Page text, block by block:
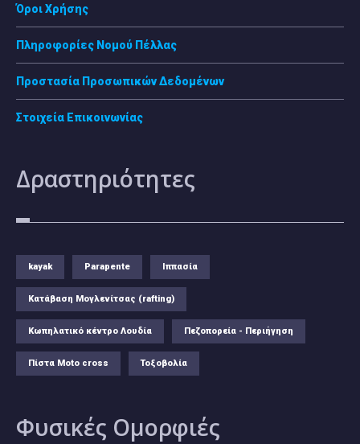
Όροι Χρήσης
Πληροφορίες Νομού Πέλλας
Προστασία Προσωπικών Δεδομένων
Στοιχεία Επικοινωνίας
Δραστηριότητες
kayak Parapente Ιππασία
Κατάβαση Μογλενίτσας (rafting)
Κωπηλατικό κέντρο Λουδία Πεζοπορεία - Περιήγηση
Πίστα Moto cross Τοξοβολία
Φυσικές Ομορφιές